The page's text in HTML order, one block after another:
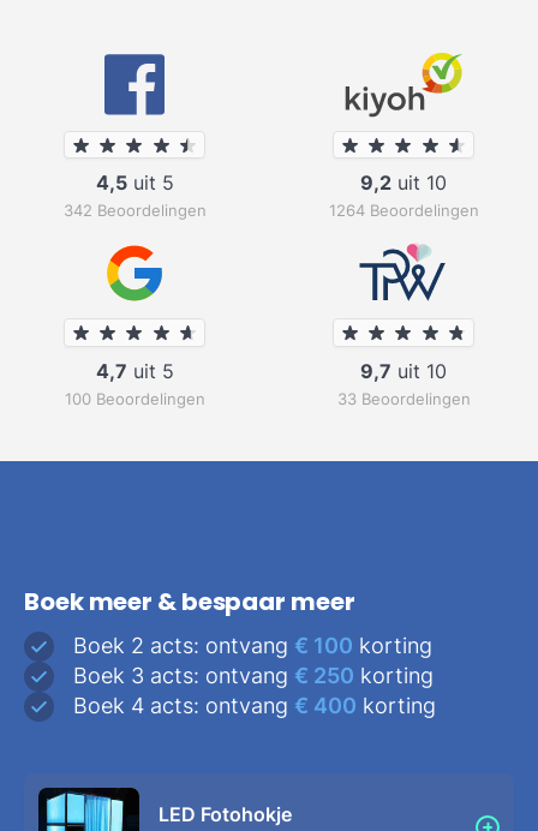
4,5uit 5
342 Beoordelingen
9,2 uit 10
1264 Beoordelingen
4,7 uit 5
100 Beoordelingen
9,7 uit 10
33 Beoordelingen
Boek meer & bespaar meer
Boek 2 acts: ontvang € 100 korting
Boek 3 acts: ontvang € 250 korting
Boek 4 acts: ontvang € 400 korting
LED Fotohokje